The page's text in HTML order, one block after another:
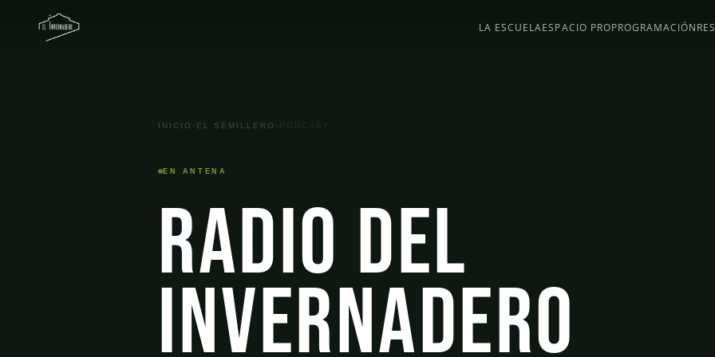
LA ESCUELA ESPACIO PROPROGRAMACIÓN
INICIO EL SEMILLERO
EN ANTENA
Radio del
Invernadero